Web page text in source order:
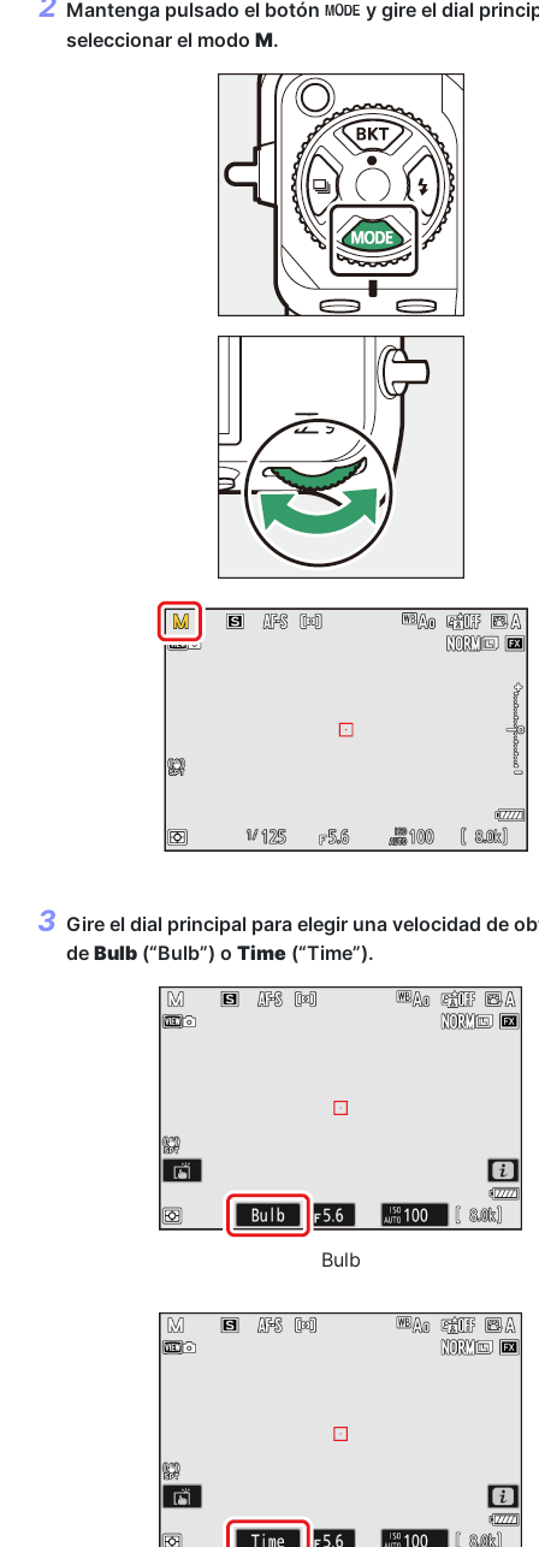
Mantenga pulsado el botón I y gire el dial
seleccionar el modo M.
Gire el dial principal para elegir una velocidad de
de Bulb (“Bulb”) o Time (“Time”).
Bulb